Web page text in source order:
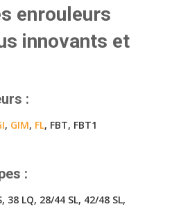
enrouleurs
innovants et
:
, GIM, FL, FBT, FBT1
:
38 LQ, 28/44 SL, 42/48 SL,